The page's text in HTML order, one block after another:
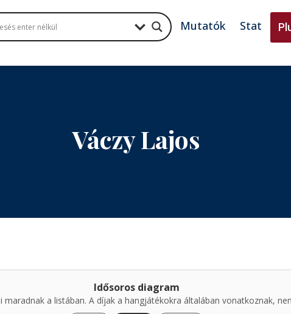
Mutatók Stat
Váczy Lajos
Idősoros diagram
a listában. A díjak a hangjátékokra általában vonatkoznak,